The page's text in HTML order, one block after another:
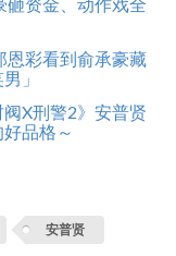
恩彩看到俞承豪藏
」
阀X刑警2》安普贤
品格～
安普贤